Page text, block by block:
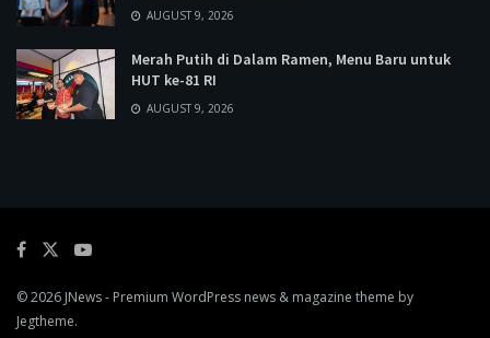
AUGUST 9, 2026
Merah Putih di Dalam Ramen, Menu Baru untuk
HUT ke-81 RI
AUGUST 9, 2026
© 2026 JNews- Premium WordPress news & magazine theme by
Jegtheme.